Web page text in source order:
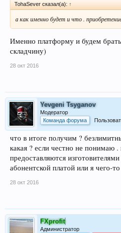
TohaSever сказал(а): ↑
а как именно будет и что .
Именно платформу и будем
складчину)
28 окт 2016
Yevgeni Tsyganov
Модератор
Команда форума
что в итоге получим ?
какая ? если честно не понимаю
предоставляются
абонентской платой или я чего-
28 окт 2016
FXprofit
Администратор